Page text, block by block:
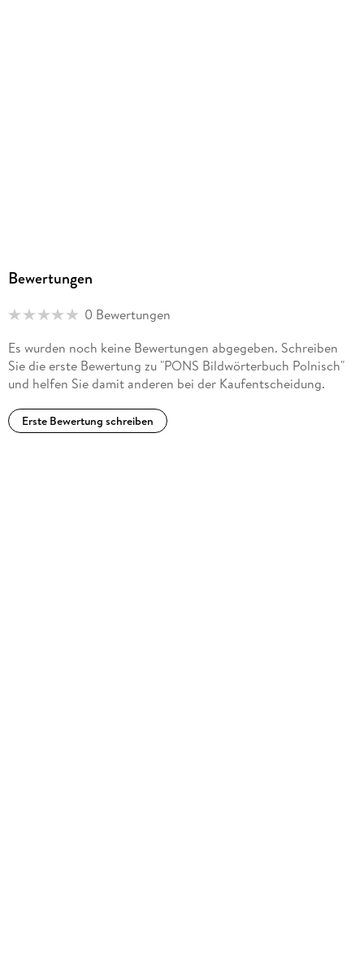
Bewertungen
0 Bewertungen
Es wurden noch keine Bewertungen abgegeben. Schreiben
Sie die erste Bewertung zu "PONS Bildwörterbuch Polnisch"
und helfen Sie damit anderen bei der Kaufentscheidung.
Erste Bewertung schreiben